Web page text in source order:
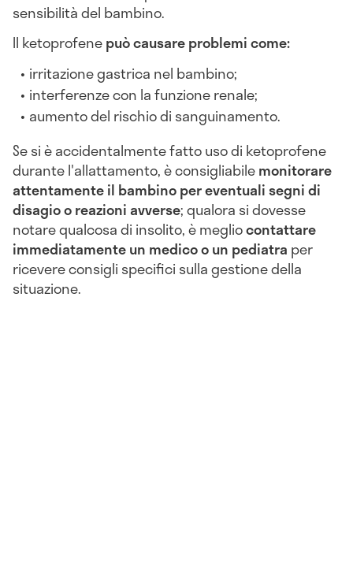
sensibilità del bambino.
Il ketoprofenepuò causare problemi come:
irritazione gastrica nel bambino;
interferenze con la funzione renale;
aumento del rischio di sanguinamento.
Se si è accidentalmente fatto uso di ketoprofene
durante l'allattamento, è consigliabilemonitorare
attentamente il bambino per eventuali segni di
disagio o reazioni avverse; qualora si dovesse
notare qualcosa di insolito, è megliocontattare
immediatamente un medico o un pediatra per
ricevere consigli specifici sulla gestione della
situazione.